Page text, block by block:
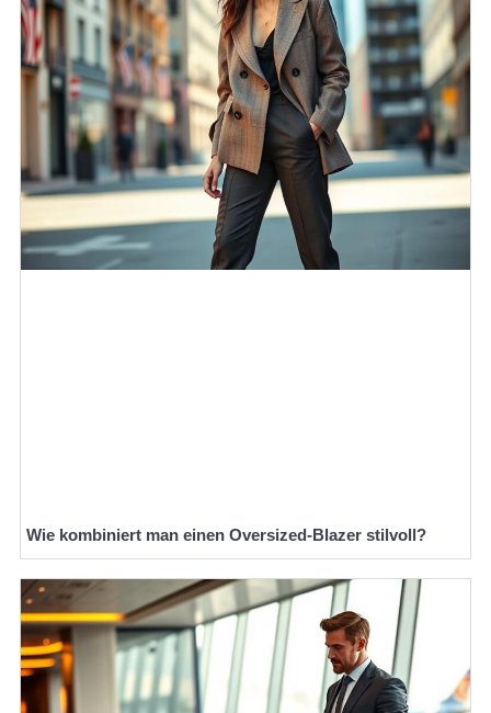
Wie kombiniert man einen Oversized-Blazer stilvoll?